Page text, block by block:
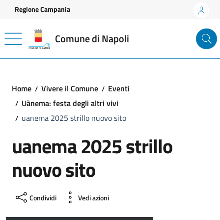
Vai ai contenuti
Vai al footer
Regione Campania
Comune di Napoli
Home Vivere il Comune
Eventi
Uànema: festa degli altri vivi
uanema 2025 strillo nuovo sito
uanema 2025 strillo
nuovo sito
Condividi Vedi azioni